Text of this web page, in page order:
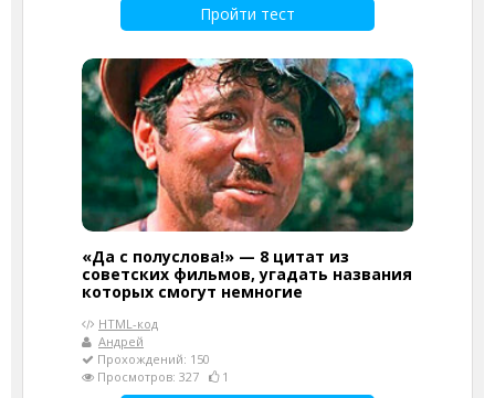
Пройти тест
«Да с полуслова!» — 8 цитат из
советских фильмов, угадать названия
которых смогут немногие
HTML-код
Андрей
Прохождений: 150
Просмотров: 327
1